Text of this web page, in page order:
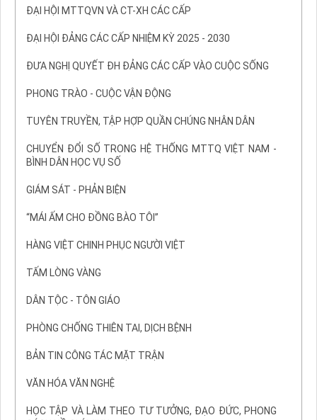
ĐẠI HỘI MTTQVN VÀ CT-XH CÁC CẤP
ĐẠI HỘI ĐẢNG CÁC CẤP NHIỆM KỲ 2025 - 2030
ĐƯA NGHỊ QUYẾT ĐH ĐẢNG CÁC CẤP VÀO CUỘC SỐNG
PHONG TRÀO - CUỘC VẬN ĐỘNG
TUYÊN TRUYỀN, TẬP HỢP QUẦN CHÚNG NHÂN DÂN
CHUYỂN ĐỔI SỐ TRONG HỆ THỐNG MTTQ VIỆT NAM -
BÌNH DÂN HỌC VỤ SỐ
GIÁM SÁT - PHẢN BIỆN
“MÁI ẤM CHO ĐỒNG BÀO TÔI”
HÀNG VIỆT CHINH PHỤC NGƯỜI VIỆT
TẤM LÒNG VÀNG
DÂN TỘC - TÔN GIÁO
PHÒNG CHỐNG THIÊN TAI, DỊCH BỆNH
BẢN TIN CÔNG TÁC MẶT TRẬN
VĂN HÓA VĂN NGHỆ
HỌC TẬP VÀ LÀM THEO TƯ TƯỞNG, ĐẠO ĐỨC, PHONG